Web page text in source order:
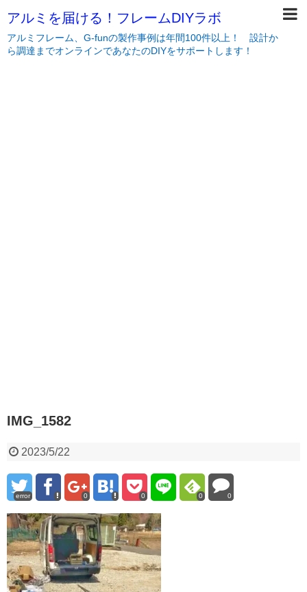
アルミを届ける！フレームDIYラボ
アルミフレーム、G-funの製作事例は年間100件以上！ 設計か
ら調達までオンラインであなたのDIYをサポートします！
IMG_1582
2023/5/22
error 0 0 0 0